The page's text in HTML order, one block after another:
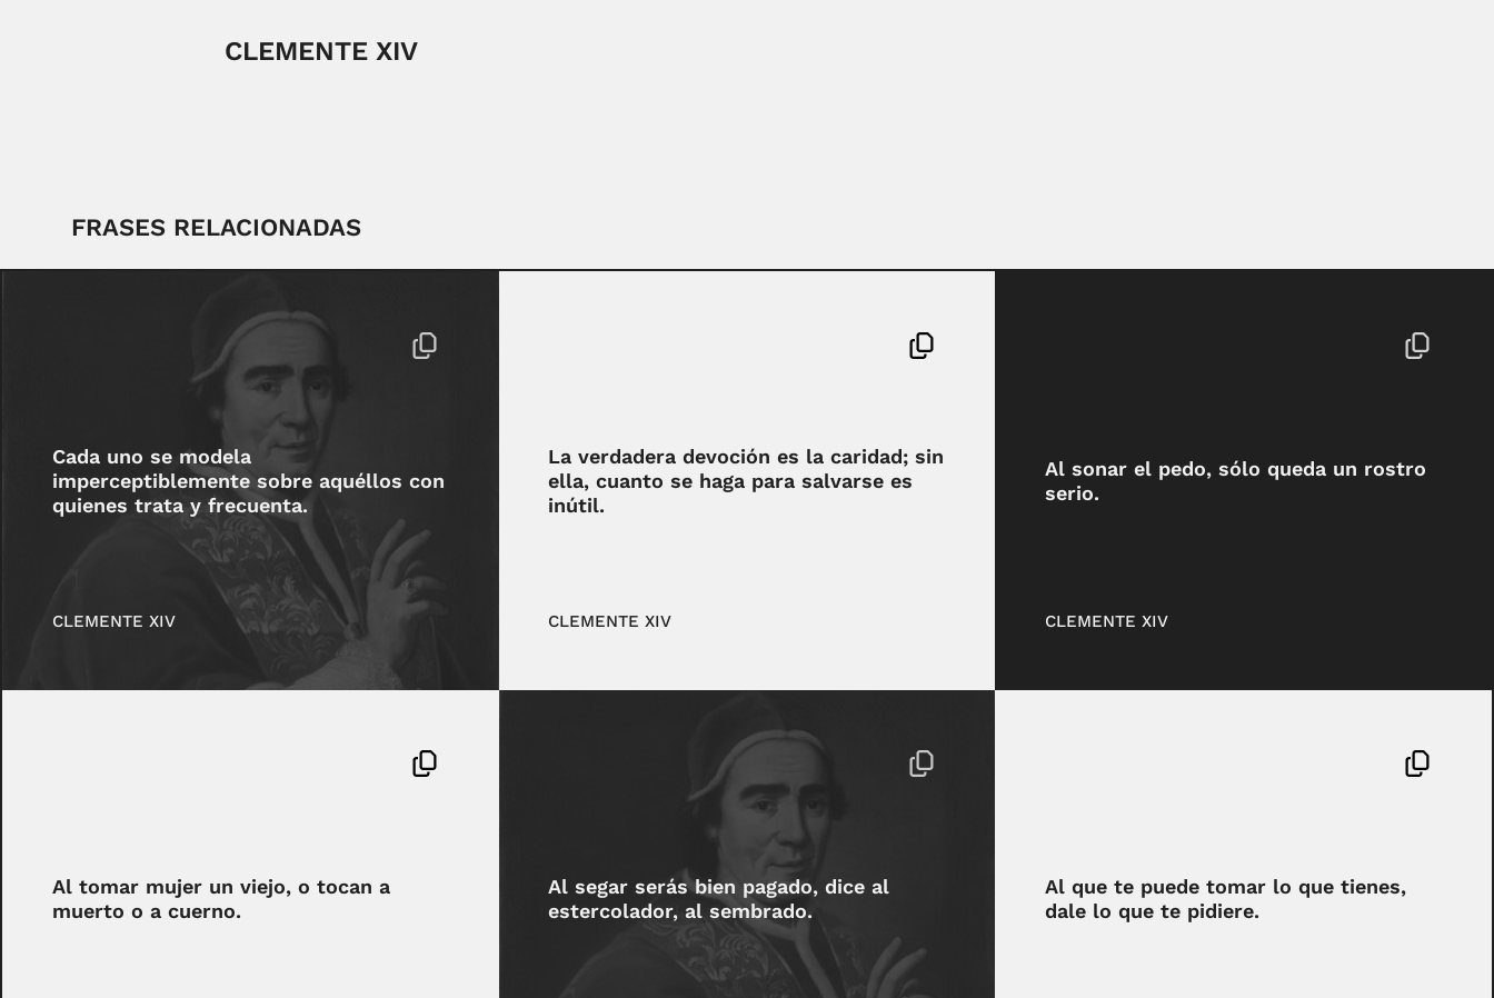
CLEMENTE XIV
FRASES RELACIONADAS
Cada uno se modela
imperceptiblemente sobre aquéllos con
quienes trata y frecuenta.
CLEMENTE XIV
La verdadera devoción es la caridad; sin
ella, cuanto se haga para salvarse es
inútil.
CLEMENTE XIV
Al sonar el pedo, sólo queda un rostro
serio.
CLEMENTE XIV
Al tomar mujer un viejo, o tocan a
muerto o a cuerno.
Al segar serás bien pagado, dice al
estercolador, al sembrado.
Al que te puede tomar lo que tienes,
dale lo que te pidiere.